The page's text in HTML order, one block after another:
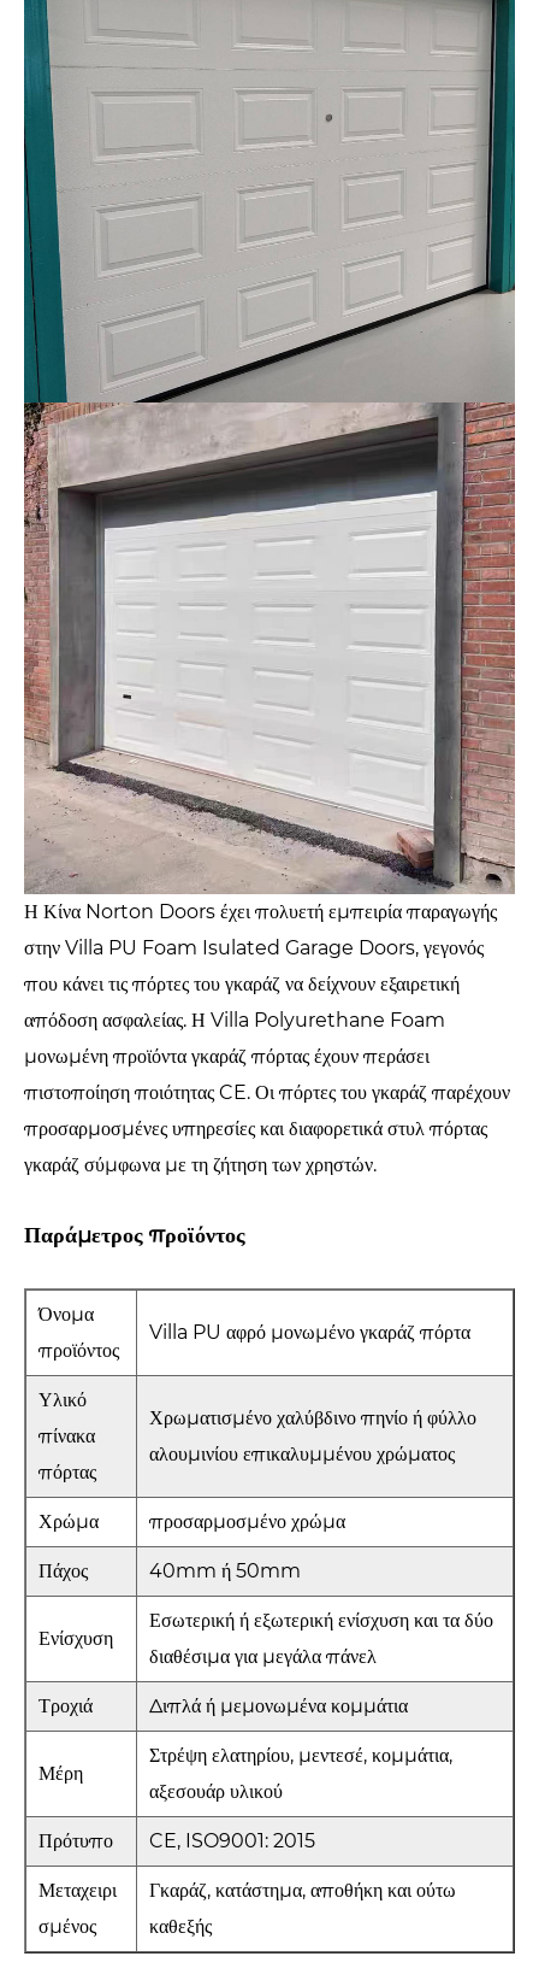
Η Κίνα Norton Doors έχει πολυετή εμπειρία παραγωγής
στην Villa PU Foam Isulated Garage Doors, γεγονός
που κάνει τις πόρτες του γκαράζ να δείχνουν εξαιρετική
απόδοση ασφαλείας. Η Villa Polyurethane Foam
μονωμένη προϊόντα γκαράζ πόρτας έχουν περάσει
πιστοποίηση ποιότητας CE. Οι πόρτες του γκαράζ παρέχουν
προσαρμοσμένες υπηρεσίες και διαφορετικά στυλ πόρτας
γκαράζ σύμφωνα με τη ζήτηση των χρηστών.
Παράμετρος προϊόντος
Όνομα
προϊόντος
Villa PU αφρό μονωμένο γκαράζ πόρτα
Υλικό
πίνακα
πόρτας
Χρωματισμένο χαλύβδινο πηνίο ή φύλλο
αλουμινίου επικαλυμμένου χρώματος
Χρώμα προσαρμοσμένο χρώμα
Πάχος 40mm ή 50mm
Ενίσχυση
Εσωτερική ή εξωτερική ενίσχυση και τα δύο
διαθέσιμα για μεγάλα πάνελ
Τροχιά Διπλά ή μεμονωμένα κομμάτια
Μέρη
Στρέψη ελατηρίου, μεντεσέ, κομμάτια,
αξεσουάρ υλικού
Πρότυπο CE, ISO9001: 2015
Μεταχειρι
σμένος
Γκαράζ, κατάστημα, αποθήκη και ούτω
καθεξής